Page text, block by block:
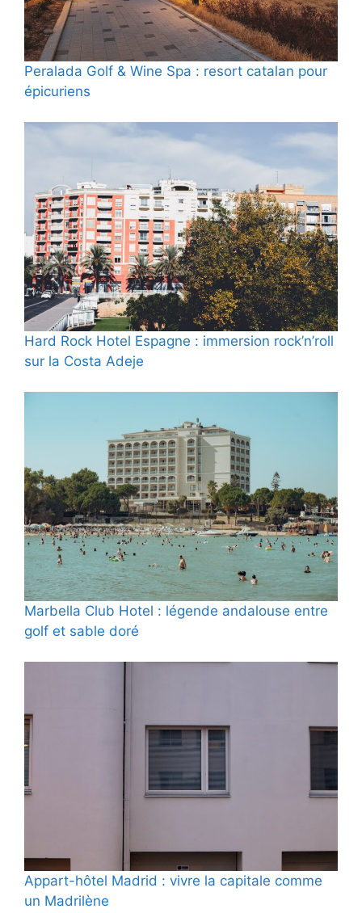
Peralada Golf & Wine Spa : resort catalan pour
épicuriens
Hard Rock Hotel Espagne : immersion rock’n’roll
sur la Costa Adeje
Marbella Club Hotel : légende andalouse entre
golf et sable doré
Appart-hôtel Madrid : vivre la capitale comme
un Madrilène